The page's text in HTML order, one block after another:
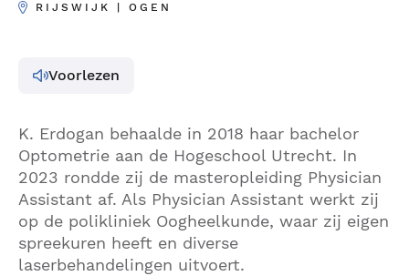
RIJSWIJK | OGEN
Voorlezen
K. Erdogan behaalde in 2018 haar bachelor
Optometrie aan de Hogeschool Utrecht. In
2023 rondde zij de masteropleiding Physician
Assistant af. Als Physician Assistant werkt zij
op de polikliniek Oogheelkunde, waar zij eigen
spreekuren heeft en diverse
laserbehandelingen uitvoert.